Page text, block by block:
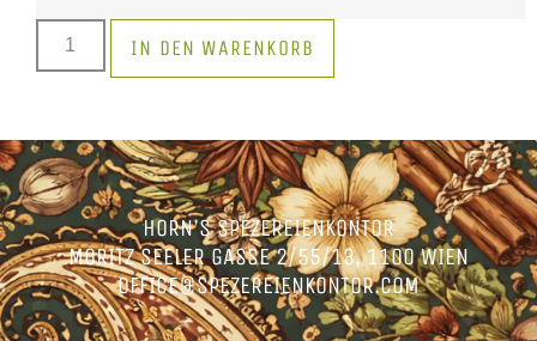
IN DEN WARENKORB
HORN’S SPEZEREIENKONTOR
MORITZ SEELER GASSE 2/55/13, 1100 WIEN
OFFICE@SPEZEREIENKONTOR.COM